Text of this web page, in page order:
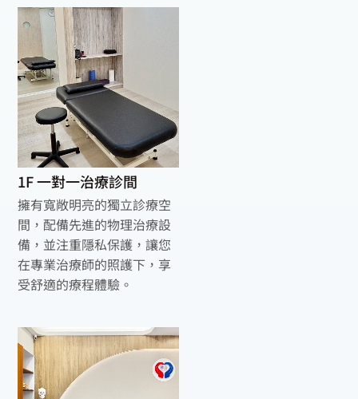
1F 一對一治療診間
擁有寬敞明亮的獨立診療空
間，配備先進的物理治療設
備，並注重隱私保護，讓您
在專業治療師的照護下，享
受舒適的療程體驗。